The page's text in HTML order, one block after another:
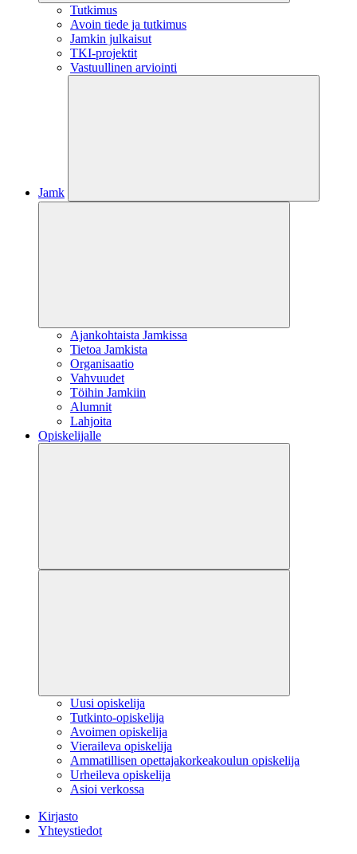
Tutkimus
Avoin tiede ja tutkimus
Jamkin julkaisut
TKI-projektit
Vastuullinen arviointi
Jamk
Ajankohtaista Jamkissa
Tietoa Jamkista
Organisaatio
Vahvuudet
Töihin Jamkiin
Alumnit
Lahjoita
Opiskelijalle
Uusi opiskelija
Tutkinto-opiskelija
Avoimen opiskelija
Vieraileva opiskelija
Ammatillisen opettajakorkeakoulun opiskelija
Urheileva opiskelija
Asioi verkossa
Kirjasto
Yhteystiedot